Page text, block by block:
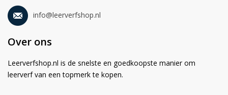
info@leerverfshop.nl
Over ons
Leerverfshop.nl is de snelste en goedkoopste manier om
leerverf van een topmerk te kopen.